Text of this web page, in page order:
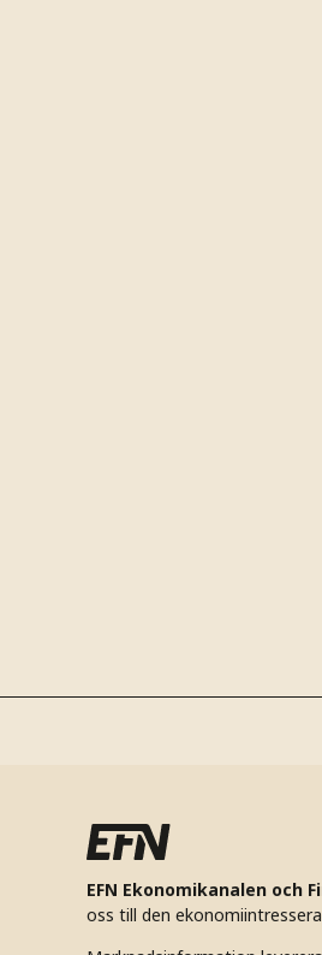
EFN Ekonomikanalen och
oss till den